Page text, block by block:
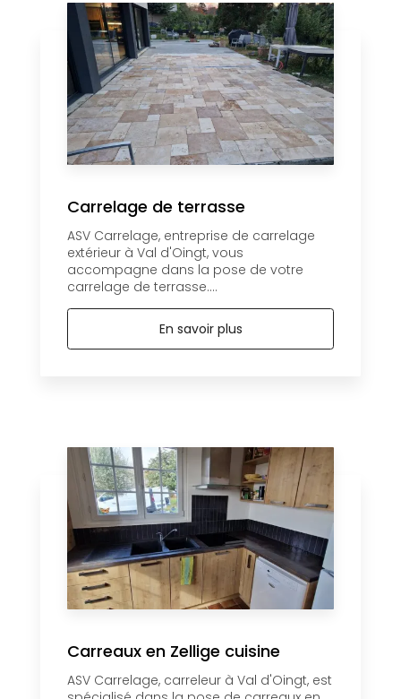
Carrelage de terrasse
ASV Carrelage, entreprise de carrelage
extérieur à Val d'Oingt, vous
accompagne dans la pose de votre
carrelage de terrasse....
En savoir plus
Carreaux en Zellige cuisine
ASV Carrelage, carreleur à Val d'Oingt, est